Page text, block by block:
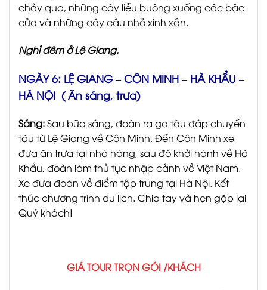
chảy qua, những cây liễu buông xuống các bậc
cửa và những cây cầu nhỏ xinh xắn.
Nghỉ đêm ở Lệ Giang.
NGÀY 6: LỆ GIANG – CÔN MINH – HÀ KHẨU –
HÀ NỘI ( Ăn sáng, trưa)
Sáng:Sau bữa sáng, đoàn ra ga tàu đáp chuyến
tàu từ Lệ Giang về Côn Minh. Đến Côn Minh xe
đưa ăn trưa tại nhà hàng, sau đó khởi hành về Hà
Khẩu, đoàn làm thủ tục nhập cảnh về Việt Nam.
Xe đưa đoàn về điểm tập trung tại Hà Nội. Kết
thúc chương trình du lịch. Chia tay và hẹn gặp lại
Quý khách!
GIÁ TOUR TRỌN GÓI /KHÁCH